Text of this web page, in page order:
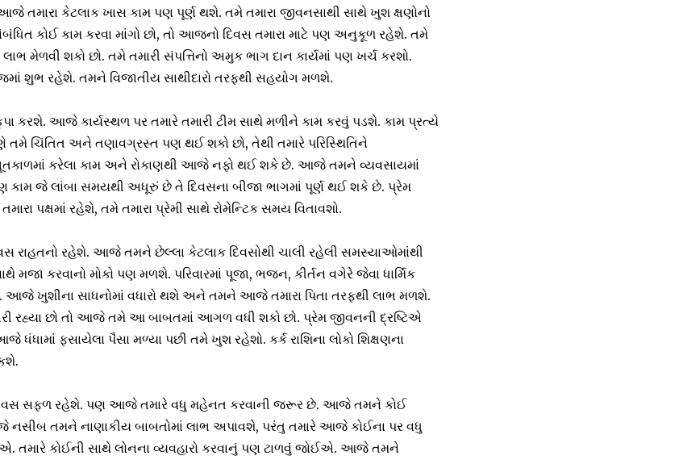
તમારા કેટલાક ખાસ કામ પણ પૂર્ણ થશે. તમે તમારા જીવનસાથી સાથે ખુશ ક્ષણોનો
કોઈ કામ કરવા માંગો છો, તો આજનો દિવસ તમારા માટે પણ અનુકૂળ રહેશે. તમે
મેળવી શકો છો. તમે તમારી સંપત્તિનો અમુક ભાગ દાન કાર્યમાં પણ ખર્ચ કરશો.
શુભ રહેશે. તમને વિજાતીય સાથીદારો તરફથી સહયોગ મળશે.
કરશે. આજે કાર્યસ્થળ પર તમારે તમારી ટીમ સાથે મળીને કામ કરવું પડશે. કામ પ્રત્યે
તમે ચિંતિત અને તણાવગ્રસ્ત પણ થઈ શકો છો, તેથી તમારે પરિસ્થિતિને
કરેલા કામ અને રોકાણથી આજે નફો થઈ શકે છે. આજે તમને વ્યવસાયમાં
કામ જે લાંબા સમયથી અધૂરું છે તે દિવસના બીજા ભાગમાં પૂર્ણ થઈ શકે છે. પ્રેમ
પક્ષમાં રહેશે, તમે તમારા પ્રેમી સાથે રોમેન્ટિક સમય વિતાવશો.
રાહતનો રહેશે. આજે તમને છેલ્લા કેટલાક દિવસોથી ચાલી રહેલી સમસ્યાઓમાંથી
કરવાનો મોકો પણ મળશે. પરિવારમાં પૂજા, ભજન, કીર્તન વગેરે જેવા ધાર્મિક
ખુશીના સાધનોમાં વધારો થશે અને તમને આજે તમારા પિતા તરફથી લાભ મળશે.
રહ્યા છો તો આજે તમે આ બાબતમાં આગળ વધી શકો છો. પ્રેમ જીવનની દ્રષ્ટિએ
ફસાયેલા પૈસા મળ્યા પછી તમે ખુશ રહેશો. કર્ક રાશિના લોકો શિક્ષણના
દિવસ સફળ રહેશે. પણ આજે તમારે વધુ મહેનત કરવાની જરૂર છે. આજે તમને કોઈ
તમને નાણાકીય બાબતોમાં લાભ અપાવશે, પરંતુ તમારે આજે કોઈના પર વધુ
તમારે કોઈની સાથે લોનના વ્યવહારો કરવાનું પણ ટાળવું જોઈએ. આજે તમને